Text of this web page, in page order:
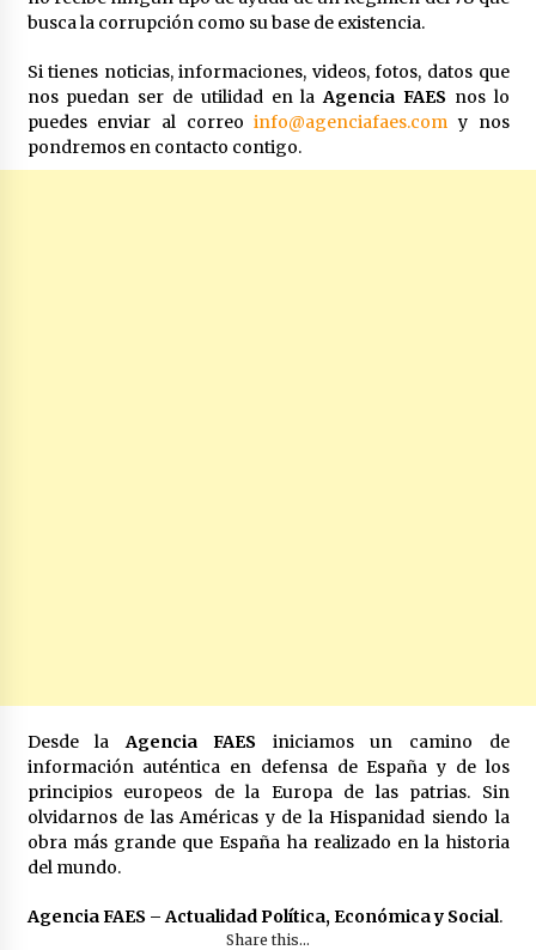
busca la corrupción como su base de existencia.
Si tienes noticias, informaciones, videos, fotos, datos que
nos puedan ser de utilidad en laAgencia FAES nos lo
puedes enviar al correoinfo@agenciafaes.com y nos
pondremos en contacto contigo.
Desde laAgencia FAES iniciamos un camino de
información auténtica en defensa de España y de los
principios europeos de la Europa de las patrias. Sin
olvidarnos de las Américas y de la Hispanidad siendo la
obra más grande que España ha realizado en la historia
del mundo.
Agencia FAES – Actualidad Política, Económica y Social.
Share this...